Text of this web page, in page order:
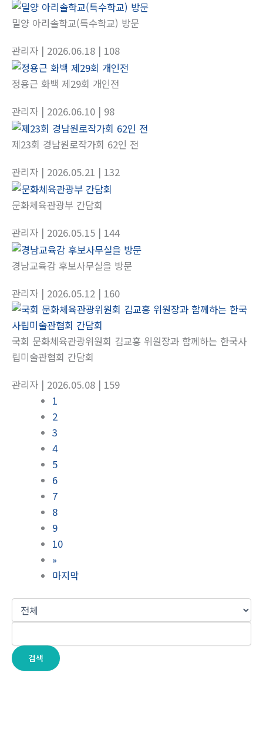
밀양 아리솔학교(특수학교) 방문
관리자 | 2026.06.18 | 108
정용근 화백 제29회 개인전
관리자 | 2026.06.10 | 98
제23회 경남원로작가회 62인 전
관리자 | 2026.05.21 | 132
문화체육관광부 간담회
관리자 | 2026.05.15 | 144
경남교육감 후보사무실을 방문
관리자 | 2026.05.12 | 160
국회 문화체육관광위원회 김교흥 위원장과 함께하는 한국사
립미술관협회 간담회
관리자 | 2026.05.08 | 159
1
2
3
4
5
6
7
8
9
10
»
마지막
검색